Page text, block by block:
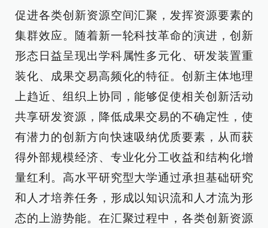
促进各类创新资源空间汇聚，发挥资源要素的
集群效应。随着新一轮科技革命的演进，创新
形态日益呈现出学科属性多元化、研发装置重
装化、成果交易高频化的特征。创新主体地理
上趋近、组织上协同，能够促使相关创新活动
共享研发资源，降低成果交易的不确定性，使
有潜力的创新方向快速吸纳优质要素，从而获
得外部规模经济、专业化分工收益和结构化增
量红利。高水平研究型大学通过承担基础研究
和人才培养任务，形成以知识流和人才流为形
态的上游势能。在汇聚过程中，各类创新资源